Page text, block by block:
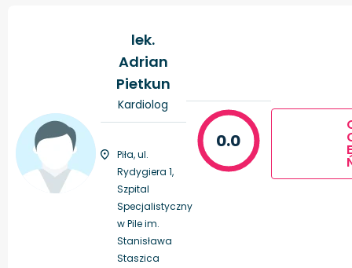
lek.
Adrian
Pietkun
Kardiolog
Piła, ul.
Rydygiera 1,
Szpital
Specjalistyczny
w Pile im.
Stanisława
Staszica
0.0 E